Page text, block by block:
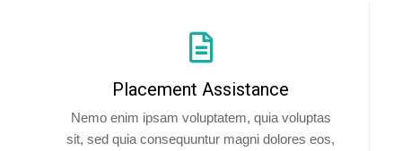
Placement Assistance
Nemo enim ipsam voluptatem, quia voluptas
sit, sed quia consequuntur magni dolores eos,